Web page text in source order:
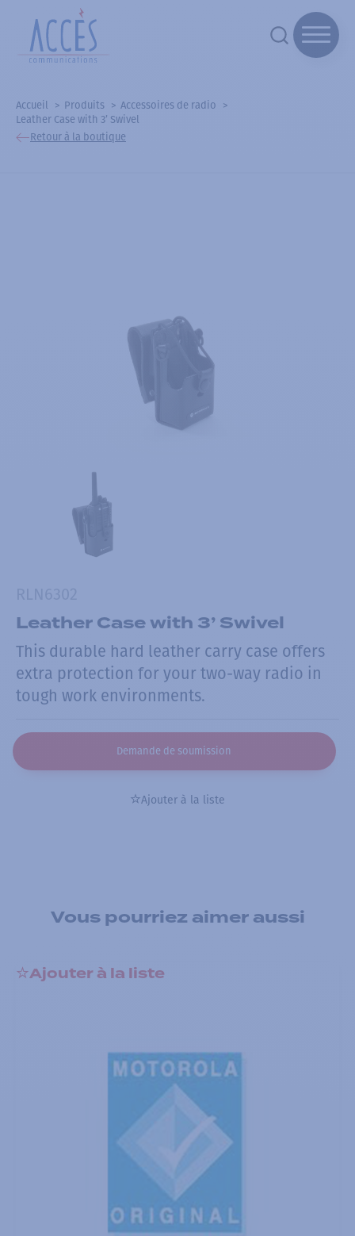
Accueil Produits
Accessoires de radio
Leather Case with 3’ Swivel
Retour à la boutique
Leather Case with 3’ Swivel
This durable hard leather carry case offers
extra protection for your two-way radio in
tough work environments.
Demande de soumission
Ajouter à la liste
Vous pourriez aimer aussi
Ajouter à la liste